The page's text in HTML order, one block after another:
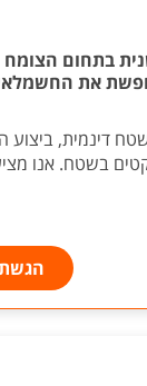
בתחום
את
דינמית, ביצוע
בשטח. אנו